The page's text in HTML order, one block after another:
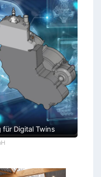
Digital Twins